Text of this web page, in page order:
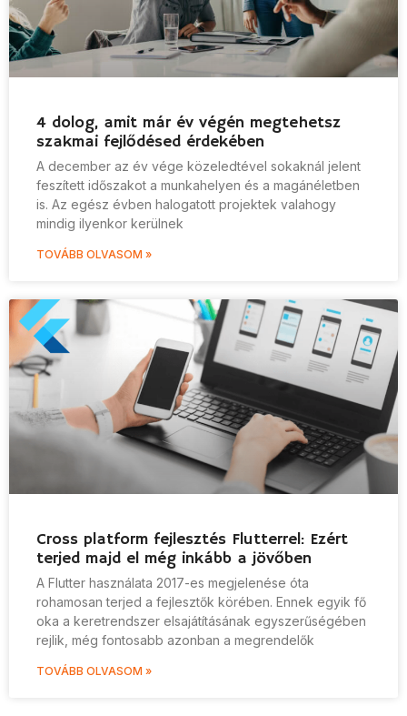
4 dolog, amit már év végén megtehetsz
szakmai fejlődésed érdekében
A december az év vége közeledtével sokaknál jelent
feszített időszakot a munkahelyen és a magánéletben
is. Az egész évben halogatott projektek valahogy
mindig ilyenkor kerülnek
TOVÁBB OLVASOM »
Cross platform fejlesztés Flutterrel: Ezért
terjed majd el még inkább a jövőben
A Flutter használata 2017-es megjelenése óta
rohamosan terjed a fejlesztők körében. Ennek egyik fő
oka a keretrendszer elsajátításának egyszerűségében
rejlik, még fontosabb azonban a megrendelők
TOVÁBB OLVASOM »